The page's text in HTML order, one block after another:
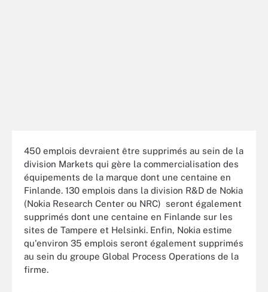
450 emplois devraient être supprimés au sein de la
division Markets qui gère la commercialisation des
équipements de la marque dont une centaine en
Finlande. 130 emplois dans la division R&D de Nokia
(Nokia Research Center ou NRC) seront également
supprimés dont une centaine en Finlande sur les
sites de Tampere et Helsinki. Enfin, Nokia estime
qu'environ 35 emplois seront également supprimés
au sein du groupe Global Process Operations de la
firme.